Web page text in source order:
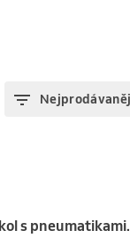
s pneumatikami.